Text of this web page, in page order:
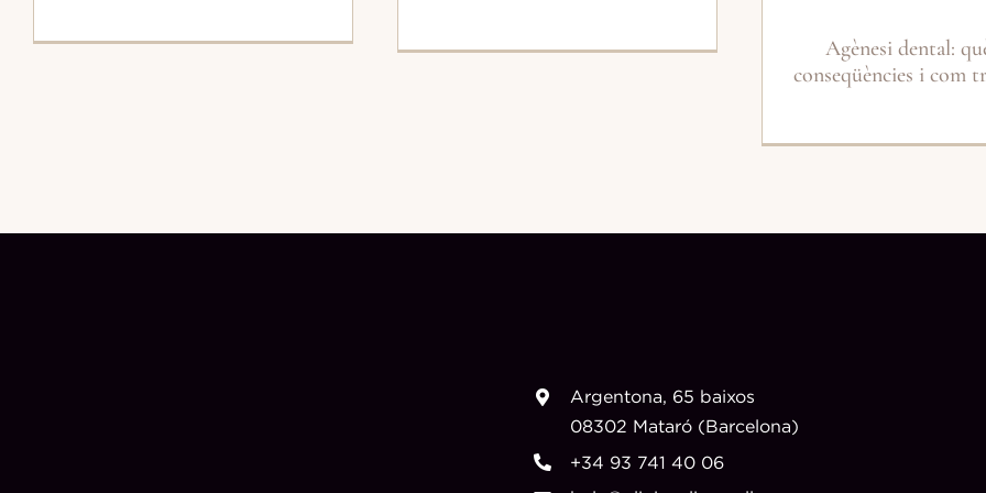
Agènesi dental:
conseqüències i com
Argentona, 65 baixos
08302 Mataró (Barcelona)
+34 93 741 40 06